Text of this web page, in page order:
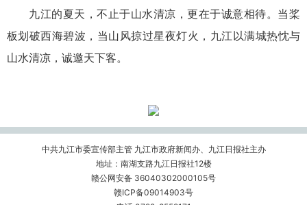
九江的夏天，不止于山水清凉，更在于诚意相待。当桨
板划破西海碧波，当山风掠过星夜灯火，九江以满城热忱与
山水清凉，诚邀天下客。
中共九江市委宣传部主管 九江市政府新闻办、九江日报社主办
地址：南湖支路九江日报社12楼
赣公网安备 36040302000105号
赣ICP备09014903号